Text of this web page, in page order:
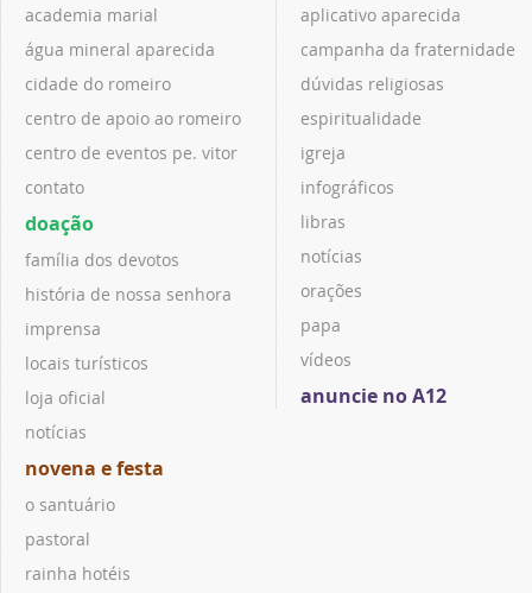
academia marial
água mineral aparecida
cidade do romeiro
centro de apoio ao romeiro
centro de eventos pe. vitor
contato
doação
família dos devotos
história de nossa senhora
imprensa
locais turísticos
loja oficial
notícias
novena e festa
o santuário
pastoral
rainha hotéis
aplicativo aparecida
campanha da fraternidade
dúvidas religiosas
espiritualidade
igreja
infográficos
libras
notícias
orações
papa
vídeos
anuncie no A12